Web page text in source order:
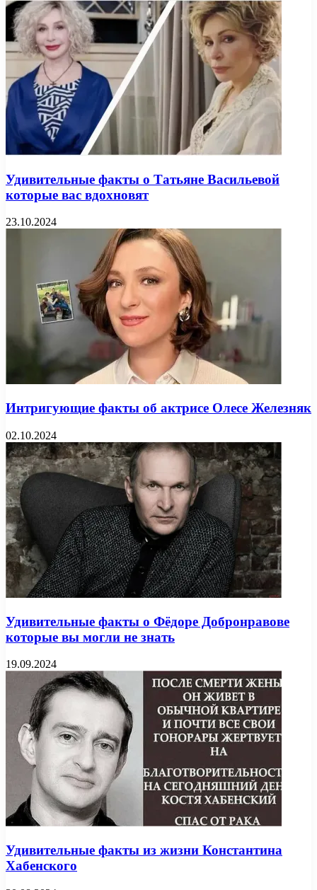
Удивительные факты о Татьяне Васильевой
которые вас вдохновят
23.10.2024
Интригующие факты об актрисе Олесе Железняк
02.10.2024
Удивительные факты о Фёдоре Добронравове
которые вы могли не знать
19.09.2024
Удивительные факты из жизни Константина
Хабенского